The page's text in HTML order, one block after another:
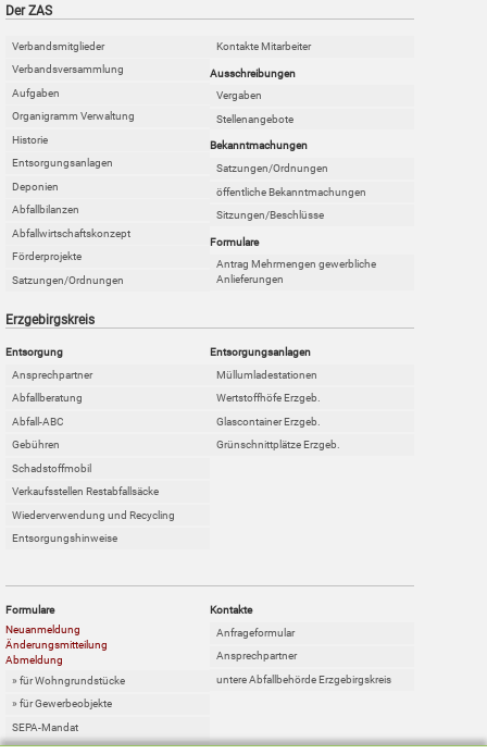
Der ZAS
Verbandsmitglieder
Verbandsversammlung
Aufgaben
Organigramm Verwaltung
Historie
Entsorgungsanlagen
Deponien
Abfallbilanzen
Abfallwirtschaftskonzept
Förderprojekte
Satzungen/Ordnungen
Kontakte Mitarbeiter
Ausschreibungen
Vergaben
Stellenangebote
Bekanntmachungen
Satzungen/Ordnungen
öffentliche Bekanntmachungen
Sitzungen/Beschlüsse
Formulare
Antrag Mehrmengen gewerbliche
Anlieferungen
Erzgebirgskreis
Entsorgung
Ansprechpartner
Abfallberatung
Abfall-ABC
Gebühren
Schadstoffmobil
Verkaufsstellen Restabfallsäcke
Wiederverwendung und Recycling
Entsorgungshinweise
Entsorgungsanlagen
Müllumladestationen
Wertstoffhöfe Erzgeb.
Glascontainer Erzgeb.
Grünschnittplätze Erzgeb.
Formulare
Neuanmeldung
Änderungsmitteilung
Abmeldung
» für Wohngrundstücke
» für Gewerbeobjekte
SEPA-Mandat
Online-Sperrabfallkarte
Kontakte
Anfrageformular
Ansprechpartner
untere Abfallbehörde Erzgebirgskreis